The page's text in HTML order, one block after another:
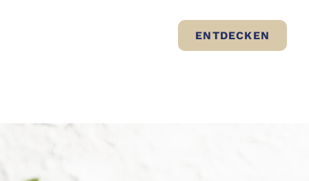
ENTDECKEN